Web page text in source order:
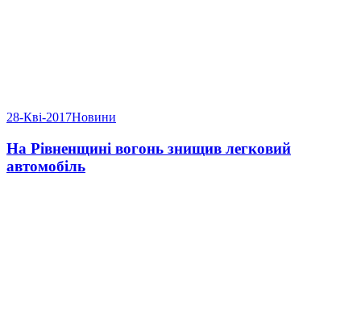
28-Кві-2017Новини
На Рівненщині вогонь знищив легковий
автомобіль